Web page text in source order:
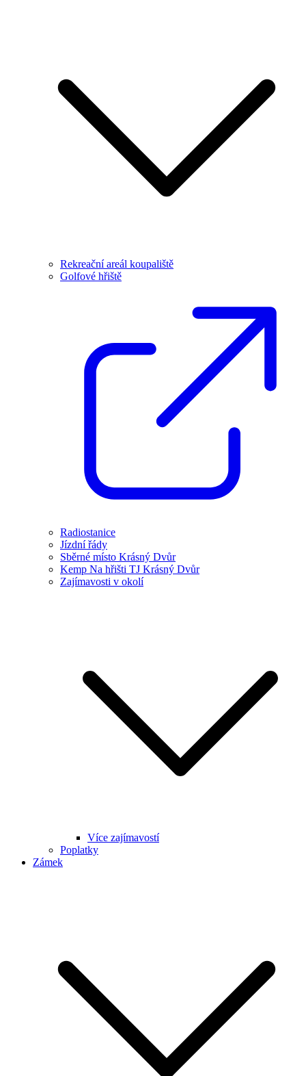
Rekreační areál koupaliště
Golfové hřiště
Radiostanice
Jízdní řády
Sběrné místo Krásný Dvůr
Kemp Na hřišti TJ Krásný Dvůr
Zajímavosti v okolí
Více zajímavostí
Poplatky
Zámek